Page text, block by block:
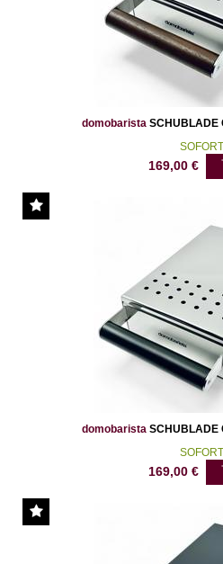
domobaristaSCHUBLADE
SOFORT
169,00 €
domobarista SCHUBLADE
SOFORT
169,00 €